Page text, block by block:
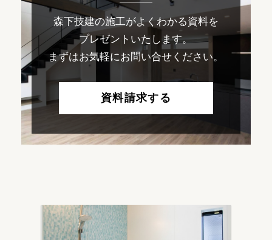
森下技建の施工がよくわかる資料を
プレゼントいたします。
まずはお気軽にお問い合せください。
資料請求する